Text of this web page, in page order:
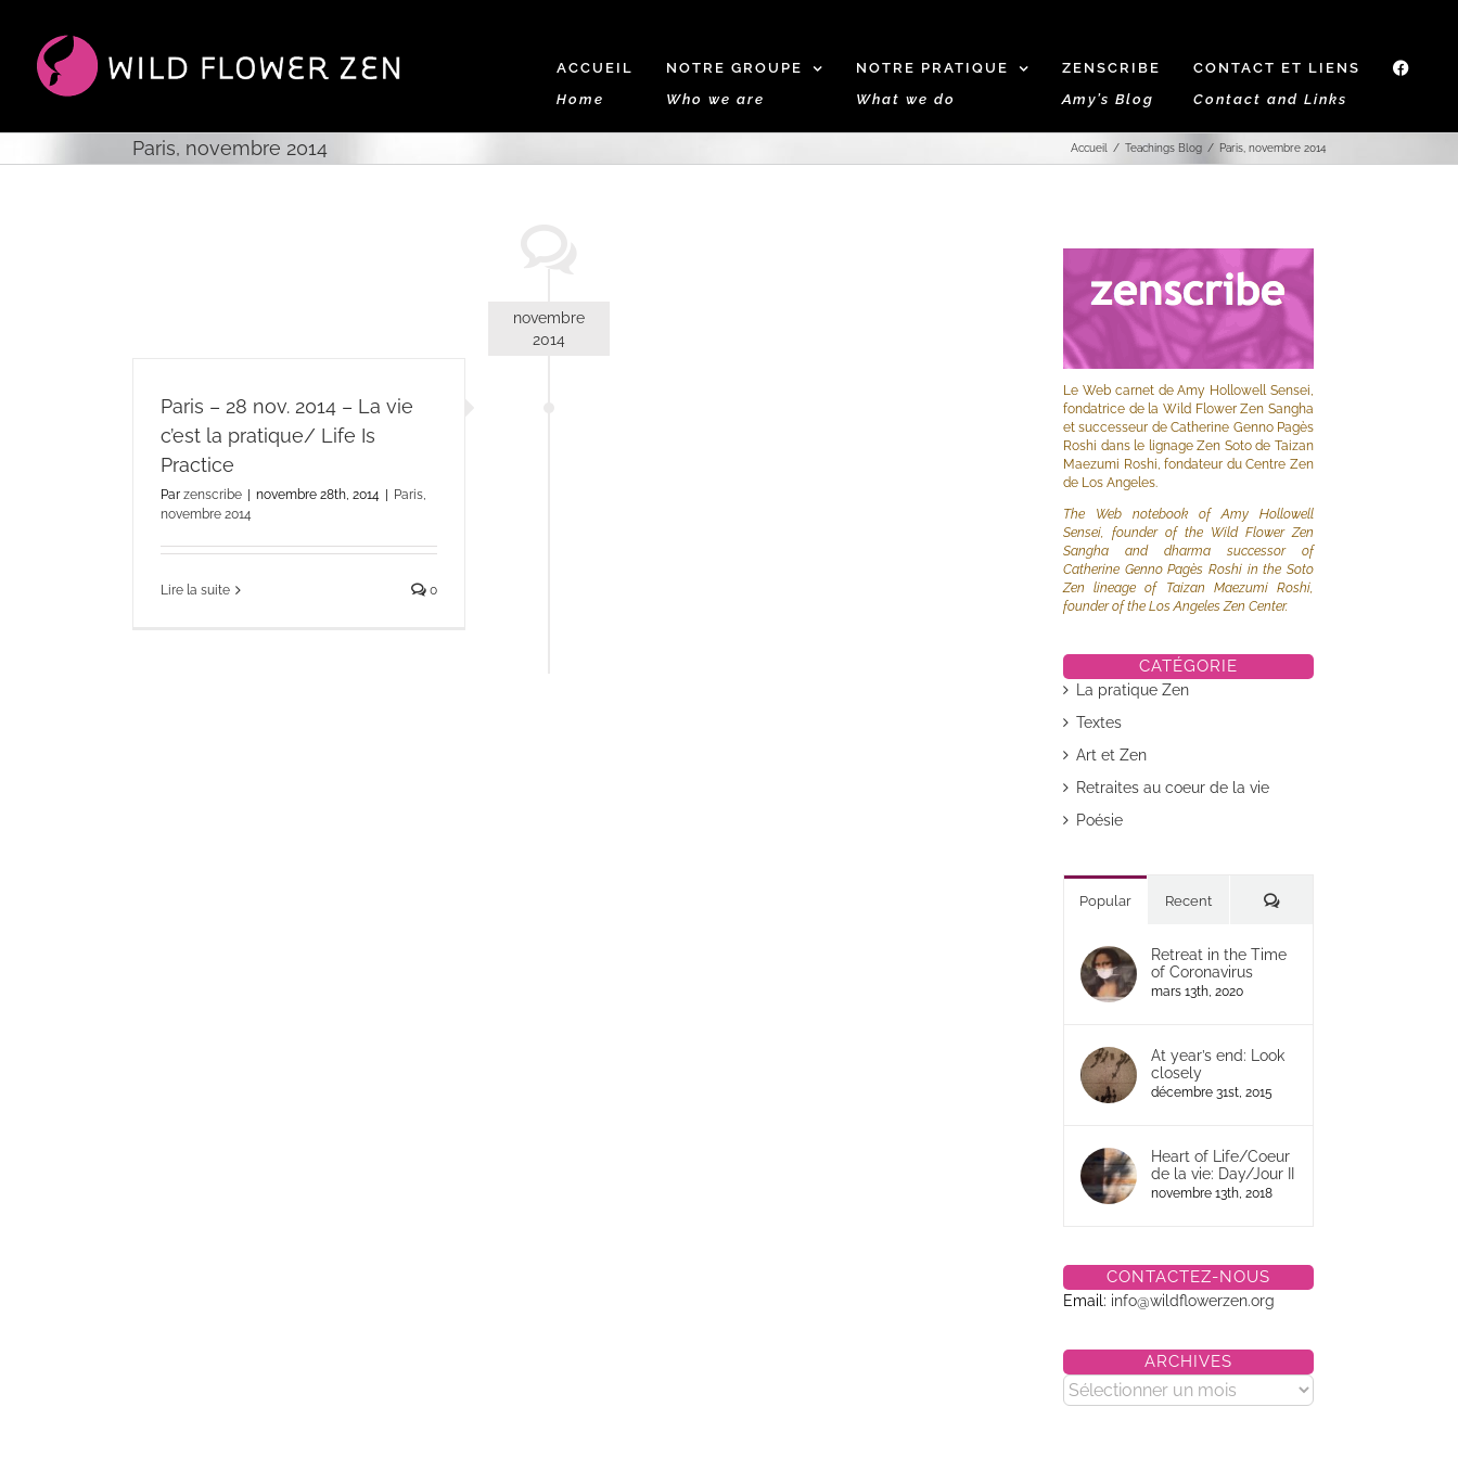
contenu
ACCUEIL
Home
NOTRE GROUPE
Who we are
NOTRE PRATIQUE
What we do
ZENSCRIBE
Amy’s Blog
CONTACT ET LIENS
Contact and Links
Paris, novembre 2014 Accueil Teachings Blog Paris, novembre 2014
novembre
2014
Paris – 28 nov. 2014 – La vie
c’est la pratique/ Life Is
Practice
Par zenscribe | novembre 28th, 2014 | Paris,
novembre 2014
Lire la suite 0
Le Web carnet de Amy Hollowell Sensei,
fondatrice de la Wild Flower Zen Sangha
et successeur de Catherine Genno Pagès
Roshi dans le lignage Zen Soto de Taizan
Maezumi Roshi, fondateur du Centre Zen
de Los Angeles.
The Web notebook of Amy Hollowell
Sensei, founder of the Wild Flower Zen
Sangha and dharma successor of
Catherine Genno Pagès Roshi in the Soto
Zen lineage of Taizan Maezumi Roshi,
founder of the Los Angeles Zen Center.
CATÉGORIE
La pratique Zen
Textes
Art et Zen
Retraites au coeur de la vie
Poésie
Popular Recent Commentaires
Retreat in the Time
of Coronavirus
mars 13th, 2020
At year’s end: Look
closely
décembre 31st, 2015
Heart of Life/Coeur
de la vie: Day/Jour II
novembre 13th, 2018
CONTACTEZ-NOUS
Email: info@wildflowerzen.org
ARCHIVES
Archives